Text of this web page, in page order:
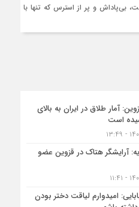
بی‌پاداش و پر از استرس که تنها با
آمار طلاق در ایران به بالای
آرایشگر هتاک در قزوین عضو
امیدوارم لیاقت دختر بودن